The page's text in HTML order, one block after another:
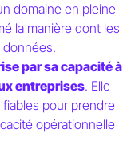
domaine en pleine
la manière dont les
par sa capacité à
entreprises. Elle
pour prendre
opérationnelle